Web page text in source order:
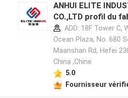
ANHUI ELITE
CO.,LTD profil du
ADD: 18F Tower C,
Ocean Plaza, No. 680
Maanshan Rd, Hefei
China ,Chine
5.0
Fournisseur